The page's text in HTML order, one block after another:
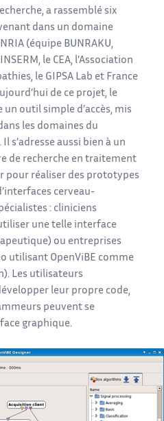
a rassemblé six
dans un domaine
(équipe BUNRAKU,
le CEA, l’Association
le GIPSA Lab et France
de ce projet, le
un outil simple d’accès, mis
les domaines du
s’adresse aussi bien à un
de recherche en traitement
pour réaliser des prototypes
cerveau-
: cliniciens
une telle interface
ou entreprises
utilisant OpenViBE comme
Les utilisateurs
leur propre code,
peuvent se
graphique.